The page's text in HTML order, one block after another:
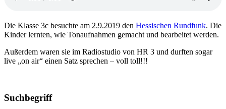
Die Klasse 3c besuchte am 2.9.2019 den Hessischen Rundfunk. Die
Kinder lernten, wie Tonaufnahmen gemacht und bearbeitet werden.
Außerdem waren sie im Radiostudio von HR 3 und durften sogar
live „on air“ einen Satz sprechen – voll toll!!!
Suchbegriff